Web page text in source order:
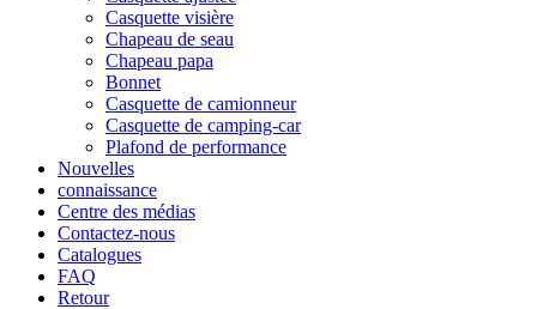
Casquette visière
Chapeau de seau
Chapeau papa
Bonnet
Casquette de camionneur
Casquette de camping-car
Plafond de performance
Nouvelles
connaissance
Centre des médias
Contactez-nous
Catalogues
FAQ
Retour